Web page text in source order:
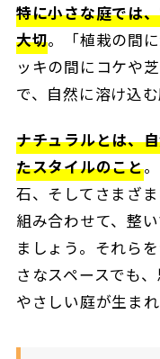
特に小さな庭では
大切。「植栽の間
ッキの間にコケや
で、自然に溶け込む
ナチュラルとは、
たスタイルのこと
石、そしてさまざ
組み合わせて、整
ましょう。 それら
さなスペースでも
やさしい庭が生まれ